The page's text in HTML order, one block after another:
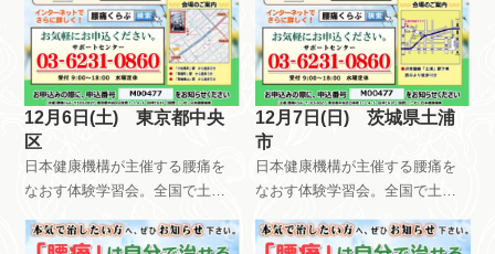
12月6日(土) 東京都中央
区
日本健康機構が主催する腰痛を
なおす体験学習会。全国で土曜
上開催しています。午前中はだ
12月7日(日) 茨城県土浦
市
日本健康機構が主催する腰痛を
なおす体験学習会。全国で土曜
日日曜日祝日を使って、月8回以
上開催しています。午前中はだ